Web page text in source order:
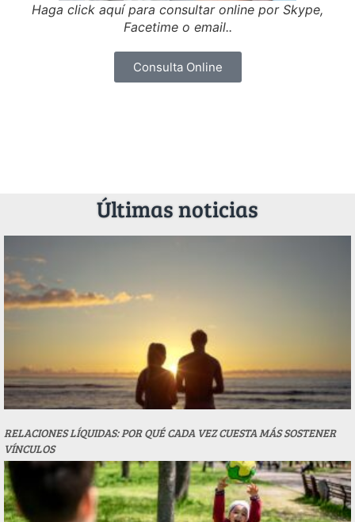
Haga click aquí para consultar online por Skype,
Facetime o email..
Consulta Online
Últimas noticias
RELACIONES LÍQUIDAS: POR QUÉ CADA VEZ CUESTA MÁS SOSTENER
VÍNCULOS